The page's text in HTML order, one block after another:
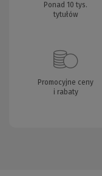
Ponad 10 tys.
tytułów
Promocyjne ceny
i rabaty